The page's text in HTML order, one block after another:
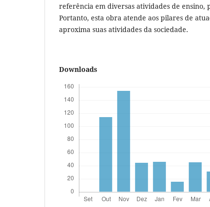
referência em diversas atividades de ensino,
Portanto, esta obra atende aos pilares de
aproxima suas atividades da sociedade.
Downloads